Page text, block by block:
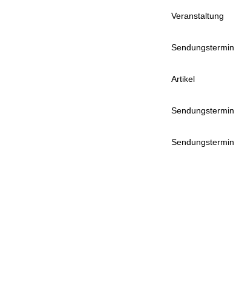
Veranstaltung
Sendungstermin
Artikel
Sendungstermin
Sendungstermin